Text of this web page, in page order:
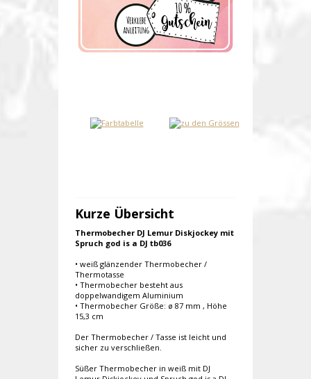
Kurze Übersicht
Thermobecher DJ Lemur Diskjockey mit
Spruch god is a DJ tb036
• weiß glänzender Thermobecher /
Thermotasse
• Thermobecher besteht aus
doppelwandigem Aluminium
• Thermobecher Größe: ø 87 mm , Höhe
15,3 cm
Der Thermobecher / Tasse ist leicht und
sicher zu verschließen.
Süßer Thermobecher in weiß mit DJ